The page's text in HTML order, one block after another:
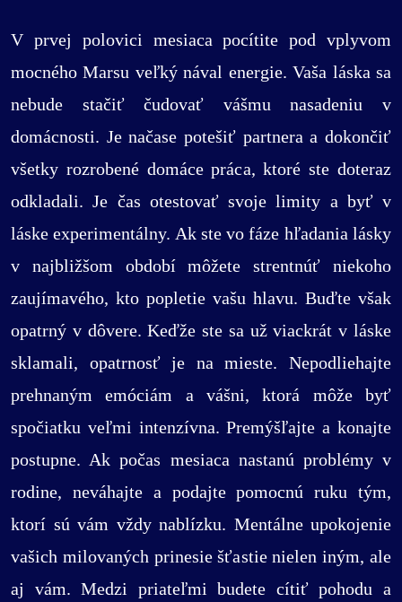
V prvej polovici mesiaca pocítite pod vplyvom
mocného Marsu veľký nával energie. Vaša láska sa
nebude stačiť čudovať vášmu nasadeniu v
domácnosti. Je načase potešiť partnera a dokončiť
všetky rozrobené domáce práca, ktoré ste doteraz
odkladali. Je čas otestovať svoje limity a byť v
láske experimentálny. Ak ste vo fáze hľadania lásky
v najbližšom období môžete strentnúť niekoho
zaujímavého, kto popletie vašu hlavu. Buďte však
opatrný v dôvere. Keďže ste sa už viackrát v láske
sklamali, opatrnosť je na mieste. Nepodliehajte
prehnaným emóciám a vášni, ktorá môže byť
spočiatku veľmi intenzívna. Premýšľajte a konajte
postupne. Ak počas mesiaca nastanú problémy v
rodine, neváhajte a podajte pomocnú ruku tým,
ktorí sú vám vždy nablízku. Mentálne upokojenie
vašich milovaných prinesie šťastie nielen iným, ale
aj vám. Medzi priateľmi budete cítiť pohodu a